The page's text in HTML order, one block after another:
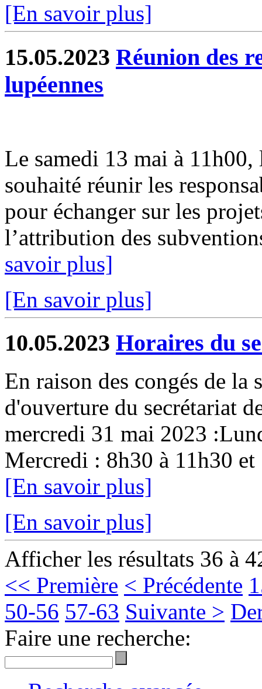
[En savoir plus]
15.05.2023 Réunion des
lupéennes
Le samedi 13 mai à
souhaité réunir les
pour échanger sur les
l’attribution des
savoir plus]
[En savoir plus]
10.05.2023 Horaires du
En raison des congés de la
d'ouverture du secrétariat
mercredi 31 mai 2023
Mercredi : 8h30 à 11h30
[En savoir plus]
[En savoir plus]
Afficher les résultats 36 à
<< Première < Précédente
50-56 57-63 Suivante >
Faire une recherche: